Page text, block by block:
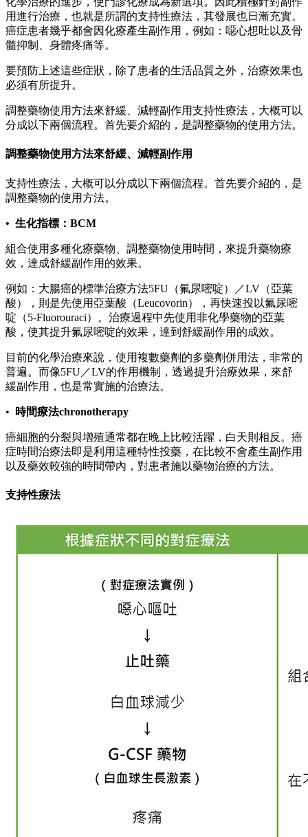
用進行治療，也就是所謂的支持性療法，其發展也日漸充實。
癌症患者幾乎都會因化療產生副作用，例如：噁心想吐以及骨
髓抑制、身體疼痛等。
要預防上述這些症狀，除了患者的生活品質之外，治療效果也
必須有所提升。
調整藥物使用方法來舒緩、減輕副作用支持性療法，大概可以
分成以下兩個流程。首先要介紹的，是調整藥物的使用方法。
調整藥物使用方法來舒緩、減輕副作用
支持性療法，大概可以分成以下兩個流程。首先要介紹的，是
調整藥物的使用方法。
• 生化指標：BCM
組合使用多種化療藥物、調整藥物使用時間，來提升藥物療
效，達成舒緩副作用的效果。
例如：大腸癌的標準治療方法5FU（氟尿嘧啶）／LV（亞葉
酸），則是先使用亞葉酸（Leucovorin），再快速投以氟尿嘧
啶（5-Fluorouraci）。治療過程中先使用非化學藥物的亞葉
酸，使其提升氟尿嘧啶的效果，達到舒緩副作用的成效。
目前的化學治療來說，使用複數藥劑的多藥劑併用法，非常的
普遍。而像5FU／LV的作用機制，透過提升治療效果，來舒
緩副作用，也是常實施的治療法。
• 時間療法chronotherapy
癌細胞的分裂與增殖通常都在晚上比較活躍，白天則相反。癌
症時間治療法即是利用這種特性投藥，在比較不會產生副作用
以及藥效較強的時間帶內，對患者施以藥物治療的方法。
支持性療法